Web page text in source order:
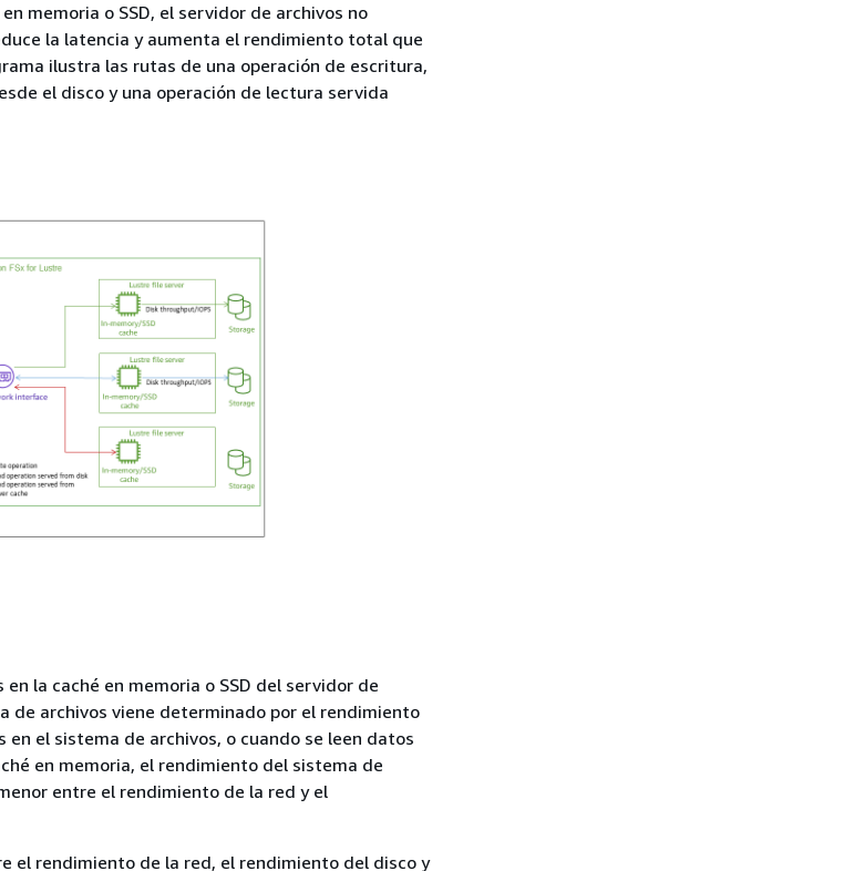
memoria o SSD, el servidor de archivos no
la latencia y aumenta el rendimiento total que
ilustra las rutas de una operación de escritura,
el disco y una operación de lectura servida
la caché en memoria o SSD del servidor de
de archivos viene determinado por el rendimiento
en el sistema de archivos, o cuando se leen datos
en memoria, el rendimiento del sistema de
entre el rendimiento de la red y el
el rendimiento de la red, el rendimiento del disco y